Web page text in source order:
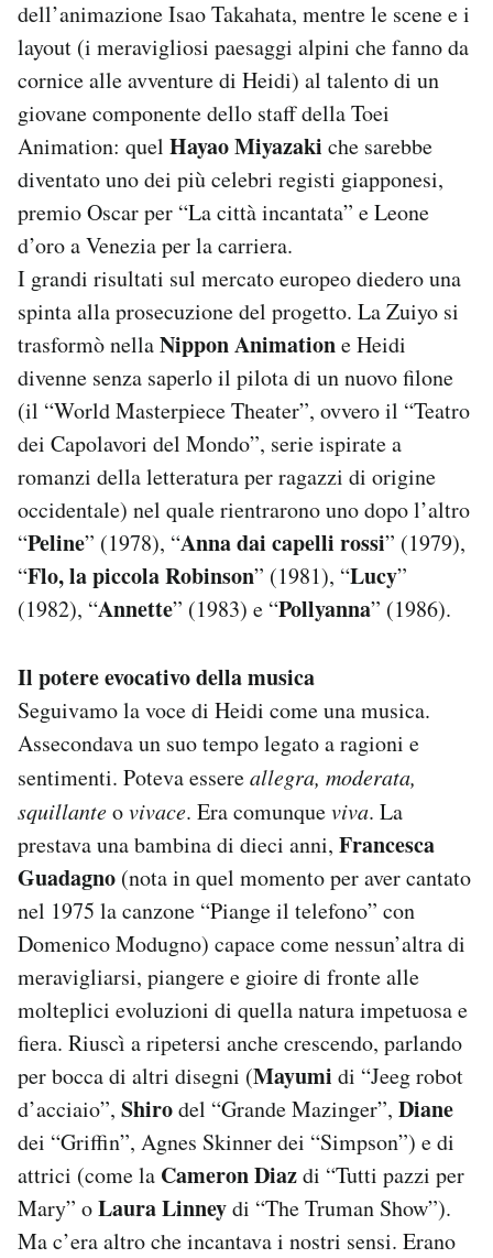
dell’animazione Isao Takahata, mentre le scene e i
layout (i meravigliosi paesaggi alpini che fanno da
cornice alle avventure di Heidi) al talento di un
giovane componente dello staff della Toei
Animation: quel Hayao Miyazaki che sarebbe
diventato uno dei più celebri registi giapponesi,
premio Oscar per “La città incantata” e Leone
d’oro a Venezia per la carriera.
I grandi risultati sul mercato europeo diedero una
spinta alla prosecuzione del progetto. La Zuiyo si
trasformò nellaNippon Animatione Heidi
divenne senza saperlo il pilota di un nuovo filone
(il “World Masterpiece Theater”, ovvero il “Teatro
dei Capolavori del Mondo”, serie ispirate a
romanzi della letteratura per ragazzi di origine
occidentale) nel quale rientrarono uno dopo l’altro
“Peline” (1978), “Anna dai capelli rossi” (1979),
“Flo, la piccola Robinson” (1981), “Lucy”
(1982), “Annette” (1983) e “Pollyanna” (1986).
Il potere evocativo della musica
Seguivamo la voce di Heidi come una musica.
Assecondava un suo tempo legato a ragioni e
sentimenti. Poteva essereallegra, moderata,
squillanteovivace. Era comunqueviva. La
prestava una bambina di dieci anni, Francesca
Guadagno (nota in quel momento per aver cantato
nel 1975 la canzone “Piange il telefono” con
Domenico Modugno) capace come nessun’altra di
meravigliarsi, piangere e gioire di fronte alle
molteplici evoluzioni di quella natura impetuosa e
fiera. Riuscì a ripetersi anche crescendo, parlando
per bocca di altri disegni (Mayumi di “Jeeg robot
d’acciaio”, Shirodel “Grande Mazinger”, Diane
dei “Griffin”, Agnes Skinner dei “Simpson”) e di
attrici (come la Cameron Diazdi “Tutti pazzi per
Mary” oLaura Linneydi “The Truman Show”).
Ma c’era altro che incantava i nostri sensi. Erano